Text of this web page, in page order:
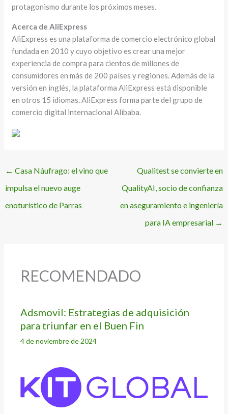
protagonismo durante los próximos meses.
Acerca de AliExpress
AliExpress es una plataforma de comercio electrónico global
fundada en 2010 y cuyo objetivo es crear una mejor
experiencia de compra para cientos de millones de
consumidores en más de 200 países y regiones. Además de la
versión en inglés, la plataforma AliExpress está disponible
en otros 15 idiomas. AliExpress forma parte del grupo de
comercio digital internacional Alibaba.
← Casa Náufrago: el vino que
impulsa el nuevo auge
enoturístico de Parras
Qualitest se convierte en
QualityAI, socio de confianza
en aseguramiento e ingeniería
para IA empresarial →
RECOMENDADO
Adsmovil: Estrategias de adquisición
para triunfar en el Buen Fin
4 de noviembre de 2024